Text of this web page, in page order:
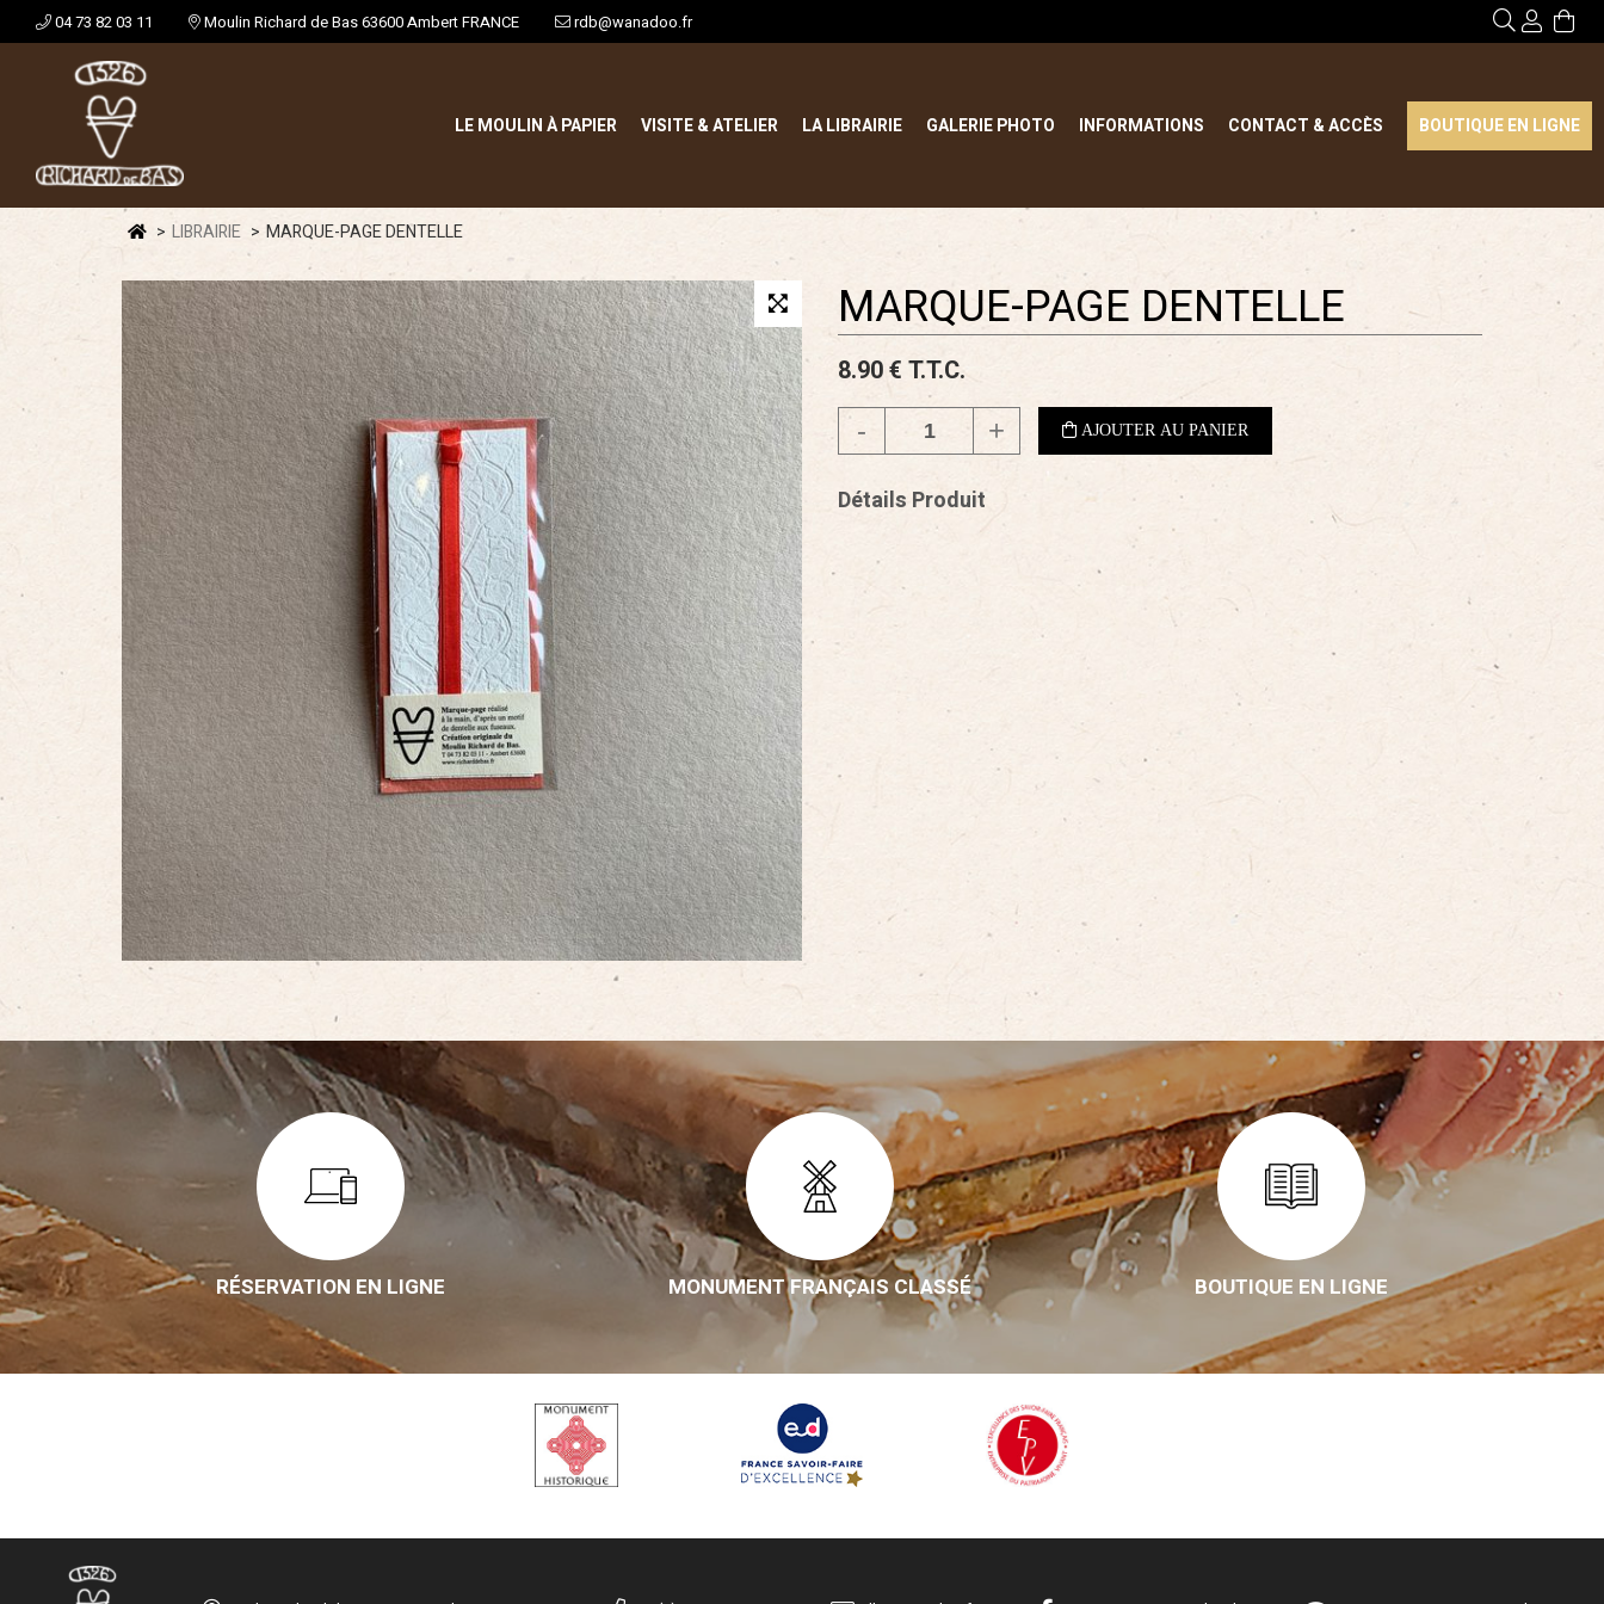
LE MOULIN À PAPIER VISITE & ATELIER LA LIBRAIRIE GALERIE PHOTO INFORMATIONS CONTACT & ACCÈS BOUTIQUE EN LIGNE
LIBRAIRIE MARQUE-PAGE DENTELLE
MARQUE-PAGE DENTELLE
8.90€ T.T.C.
Détails Produit
04 73 82 03 11 Moulin Richard de Bas 63600 Ambert FRANCE rdb@wanadoo.fr
RÉSERVATION EN LIGNE MONUMENT FRANÇAIS CLASSÉ BOUTIQUE EN LIGNE